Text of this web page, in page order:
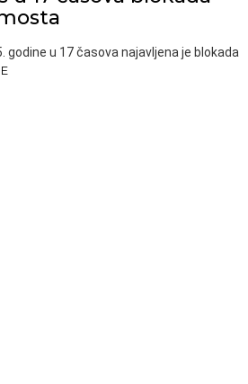
godine u 17 časova najavljena je blokada